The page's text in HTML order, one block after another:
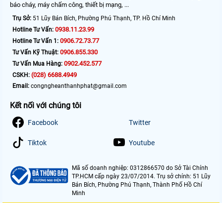
báo cháy, máy chấm công, thiết bị mạng, ...
Trụ Sở: 51 Lũy Bán Bích, Phường Phú Thạnh, TP. Hồ Chí Minh
Hotline Tư Vấn: 0938.11.23.99
Hotline Tư Vấn 1: 0906.72.73.77
Tư Vấn Kỹ Thuật: 0906.855.330
Tư Vấn Mua Hàng: 0902.452.577
CSKH: (028) 6688.4949
Email: congngheanthanhphat@gmail.com
Kết nối với chúng tôi
Facebook Twitter
Tiktok Youtube
Mã số doanh nghiệp: 0312866570 do Sở Tài Chính
TP.HCM cấp ngày 23/07/2014. Trụ sở chính: 51 Lũy
Bán Bích, Phường Phú Thạnh, Thành Phố Hồ Chí
Minh